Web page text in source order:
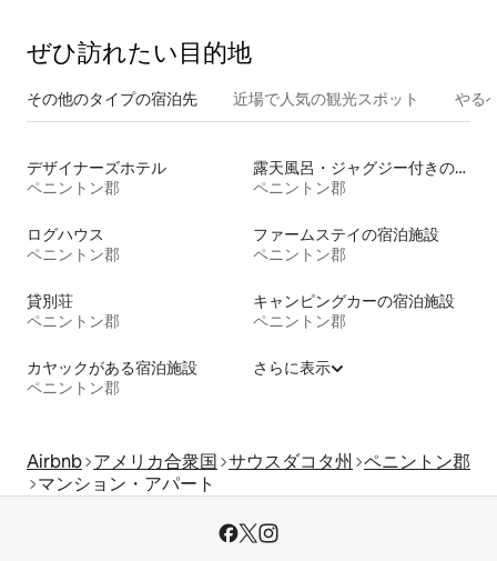
ぜひ訪⁠れ⁠た⁠い目⁠的⁠地
その他のタ⁠イ⁠プ⁠の宿⁠泊⁠先 近場で人気の観光スポット やる
デザイナーズホテル
ペニントン郡
露天風呂・ジャグジー付きの宿泊施設
ペニントン郡
ログハウス
ペニントン郡
ファームステイの宿泊施設
ペニントン郡
貸別荘
ペニントン郡
キャンピングカーの宿泊施設
ペニントン郡
カヤックがある宿泊施設
ペニントン郡
さらに表示
Airbnb アメリカ合衆国 サウスダコタ州
ペニントン郡
マンション・アパート